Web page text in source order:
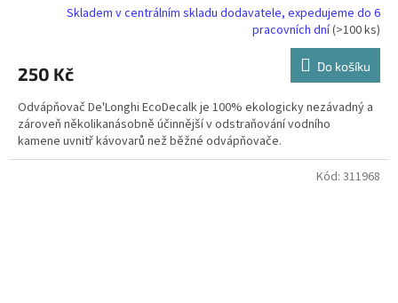
Skladem v centrálním skladu dodavatele, expedujeme do 6
pracovních dní(>100 ks)
250 Kč Do košíku
Odvápňovač De'Longhi EcoDecalk je 100% ekologicky nezávadný a
zároveň několikanásobně účinnější v odstraňování vodního
kamene uvnitř kávovarů než běžné odvápňovače.
Kód: 311968